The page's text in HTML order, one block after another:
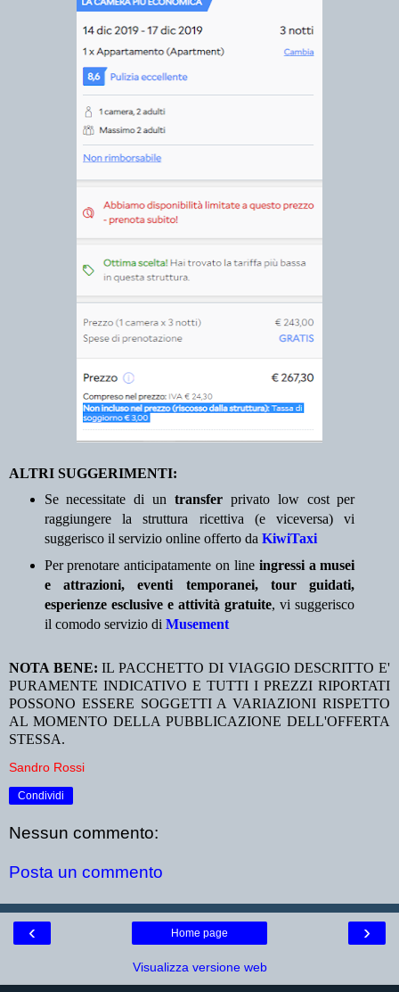
ALTRI SUGGERIMENTI:
Se necessitate di un transfer privato low cost per
raggiungere la struttura ricettiva (e viceversa) vi
suggerisco il servizio online offerto da KiwiTaxi
Per prenotare anticipatamente on line ingressi a musei
e attrazioni, eventi temporanei, tour guidati,
esperienze esclusive e attività gratuite, vi suggerisco
il comodo servizio di Musement
NOTA BENE:IL PACCHETTO DI VIAGGIO DESCRITTO E'
PURAMENTE INDICATIVO E TUTTI I PREZZI RIPORTATI
POSSONO ESSERE SOGGETTI A VARIAZIONI RISPETTO
AL MOMENTO DELLA PUBBLICAZIONE DELL'OFFERTA
STESSA.
Sandro Rossi
Condividi
Nessun commento:
Posta un commento
‹ ›
Home page
Visualizza versione web